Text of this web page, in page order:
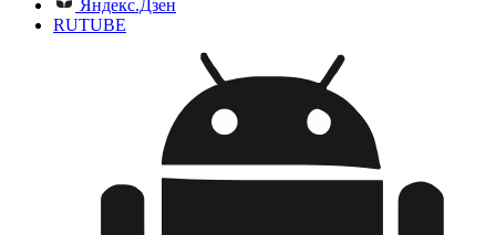
Яндекс.Дзен
RUTUBE